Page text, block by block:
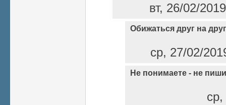
вт, 26/02/
Обижаться друг на
ср, 27/02/
Не понимаете - не